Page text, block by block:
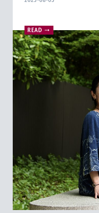
READ